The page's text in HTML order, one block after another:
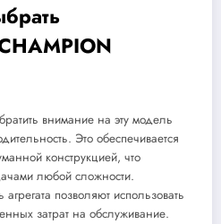
внимание на эту модель
Это обеспечивается
конструкцией, что
любой сложности.
позволяют использовать
затрат на обслуживание.